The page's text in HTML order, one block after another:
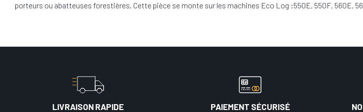
porteurs ou abatteuses forestières. Cette pièce se monte sur les machines Eco Log :550E, 550F, 560E,
LIVRAISON RAPIDE
PAIEMENT SÉCURISÉ